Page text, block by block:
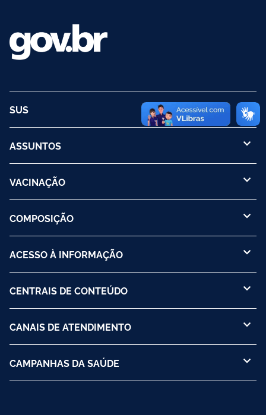
SUS
ASSUNTOS
VACINAÇÃO
COMPOSIÇÃO
ACESSO À INFORMAÇÃO
CENTRAIS DE CONTEÚDO
CANAIS DE ATENDIMENTO
CAMPANHAS DA SAÚDE